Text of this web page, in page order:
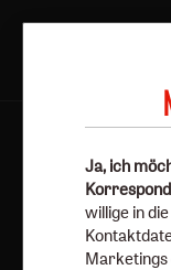
Vertrag
Ja, ich
willige in
Marketings